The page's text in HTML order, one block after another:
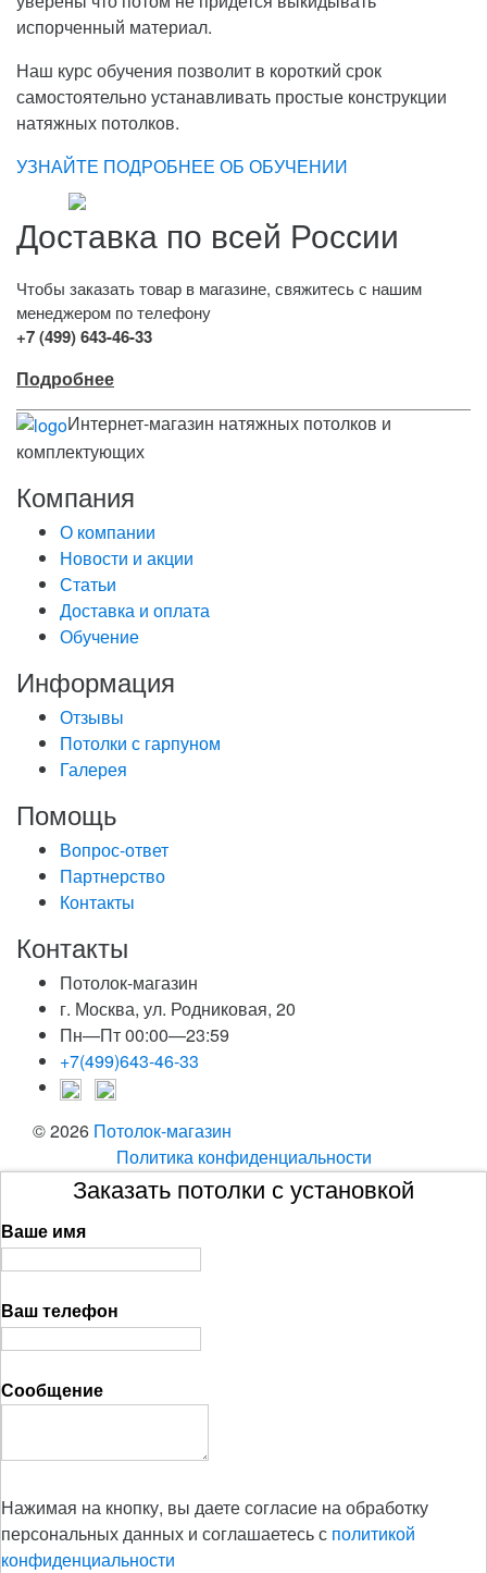
испорченный материал.
Наш курс обучения позволит в короткий срок
самостоятельно устанавливать простые конструкции
натяжных потолков.
УЗНАЙТЕ ПОДРОБНЕЕ ОБ ОБУЧЕНИИ
Доставка по всей России
Чтобы заказать товар в магазине, свяжитесь с нашим
менеджером по телефону
+7 (499) 643-46-33
Подробнее
Интернет-магазин натяжных потолков и
комплектующих
Компания
О компании
Новости и акции
Статьи
Доставка и оплата
Обучение
Информация
Отзывы
Потолки с гарпуном
Галерея
Помощь
Вопрос-ответ
Партнерство
Контакты
Контакты
Потолок-магазин
г. Москва, ул. Родниковая, 20
Пн—Пт 00:00—23:59
+7(499)643-46-33
© 2026 Потолок-магазин
Политика конфиденциальности
Заказать потолки с установкой
Ваше имя
Ваш телефон
Сообщение
Нажимая на кнопку, вы даете согласие на обработку
персональных данных и соглашаетесь с политикой
конфиденциальности